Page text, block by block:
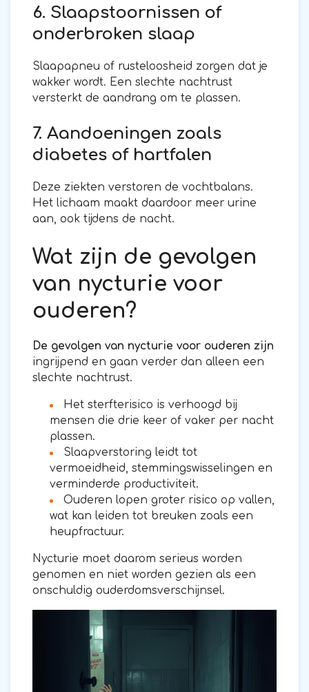
6. Slaapstoornissen of
onderbroken slaap
Slaapapneu of rusteloosheid zorgen dat je
wakker wordt. Een slechte nachtrust
versterkt de aandrang om te plassen.
7. Aandoeningen zoals
diabetes of hartfalen
Deze ziekten verstoren de vochtbalans.
Het lichaam maakt daardoor meer urine
aan, ook tijdens de nacht.
Wat zijn de gevolgen
van nycturie voor
ouderen?
De gevolgen van nycturie voor ouderen zijn
ingrijpend en gaan verder dan alleen een
slechte nachtrust.
Het sterfterisico is verhoogd bij
mensen die drie keer of vaker per nacht
plassen.
Slaapverstoring leidt tot
vermoeidheid, stemmingswisselingen en
verminderde productiviteit.
Ouderen lopen groter risico op vallen,
wat kan leiden tot breuken zoals een
heupfractuur.
Nycturie moet daarom serieus worden
genomen en niet worden gezien als een
onschuldig ouderdomsverschijnsel.